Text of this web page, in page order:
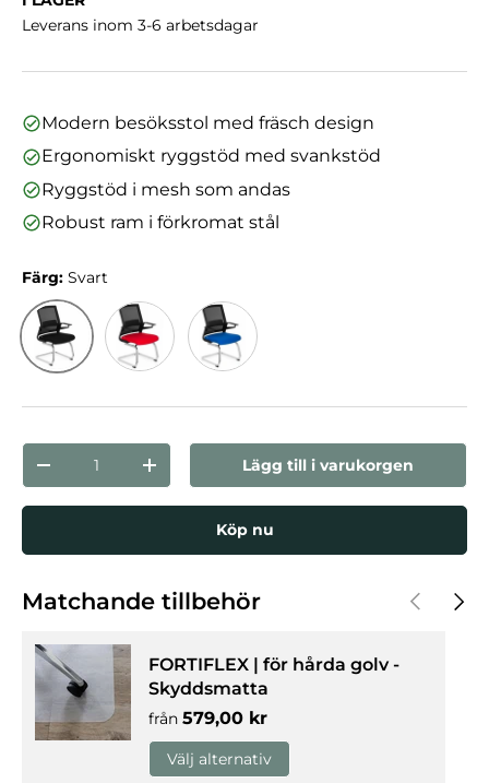
Leverans inom 3-6 arbetsdagar
Modern besöksstol med fräsch design
Ergonomiskt ryggstöd med svankstöd
Ryggstöd i mesh som andas
Robust ram i förkromat stål
Färg: Svart
Svart
nummer
Minska mängdenÖka kvantitetenLägg till i varukorgen
Köp nu
Matchande tillbehör Nästa
FORTIFLEX | för hårda golv -
Skyddsmatta
från Normalpris
579,00 kr
Välj alternativ